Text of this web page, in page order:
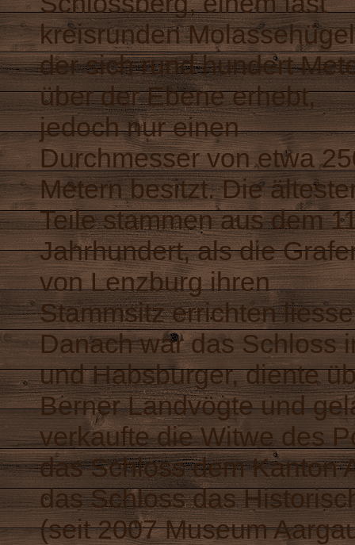
kreisrunden
der sich rund hundert
über der Ebene erhebt,
jedoch nur einen
Durchmesser von etwa
Metern besitzt. Die
Teile stammen aus dem
Jahrhundert, als die
von Lenzburg ihren
Stammsitz errichten
Danach war das Schloss
und Habsburger, diente
Berner Landvögte und
verkaufte die Witwe des
das Schloss dem Kanton
das Schloss das
(seit 2007 Museum